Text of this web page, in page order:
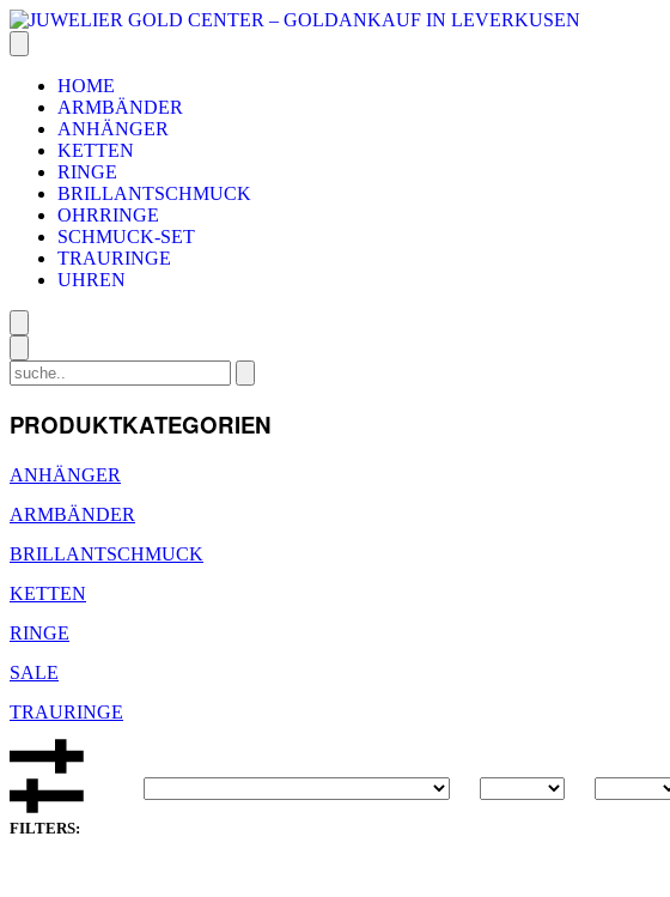
HOME
ARMBÄNDER
ANHÄNGER
KETTEN
RINGE
BRILLANTSCHMUCK
OHRRINGE
SCHMUCK-SET
TRAURINGE
UHREN
PRODUKTKATEGORIEN
ANHÄNGER
ARMBÄNDER
BRILLANTSCHMUCK
KETTEN
RINGE
SALE
TRAURINGE
FILTERS: